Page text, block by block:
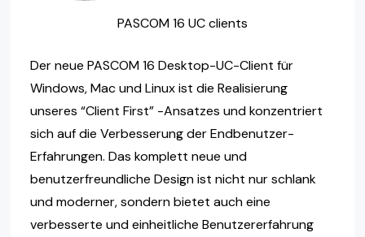
PASCOM 16 UC clients
Der neue PASCOM 16 Desktop-UC-Client für
Windows, Mac und Linux ist die Realisierung
unseres “Client First” -Ansatzes und konzentriert
sich auf die Verbesserung der Endbenutzer-
Erfahrungen. Das komplett neue und
benutzerfreundliche Design ist nicht nur schlank
und moderner, sondern bietet auch eine
verbesserte und einheitliche Benutzererfahrung